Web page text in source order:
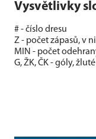
Vysvětlivky
# - číslo dresu
Z - počet zápasů, v
MIN - počet
G, ŽK, ČK - góly,